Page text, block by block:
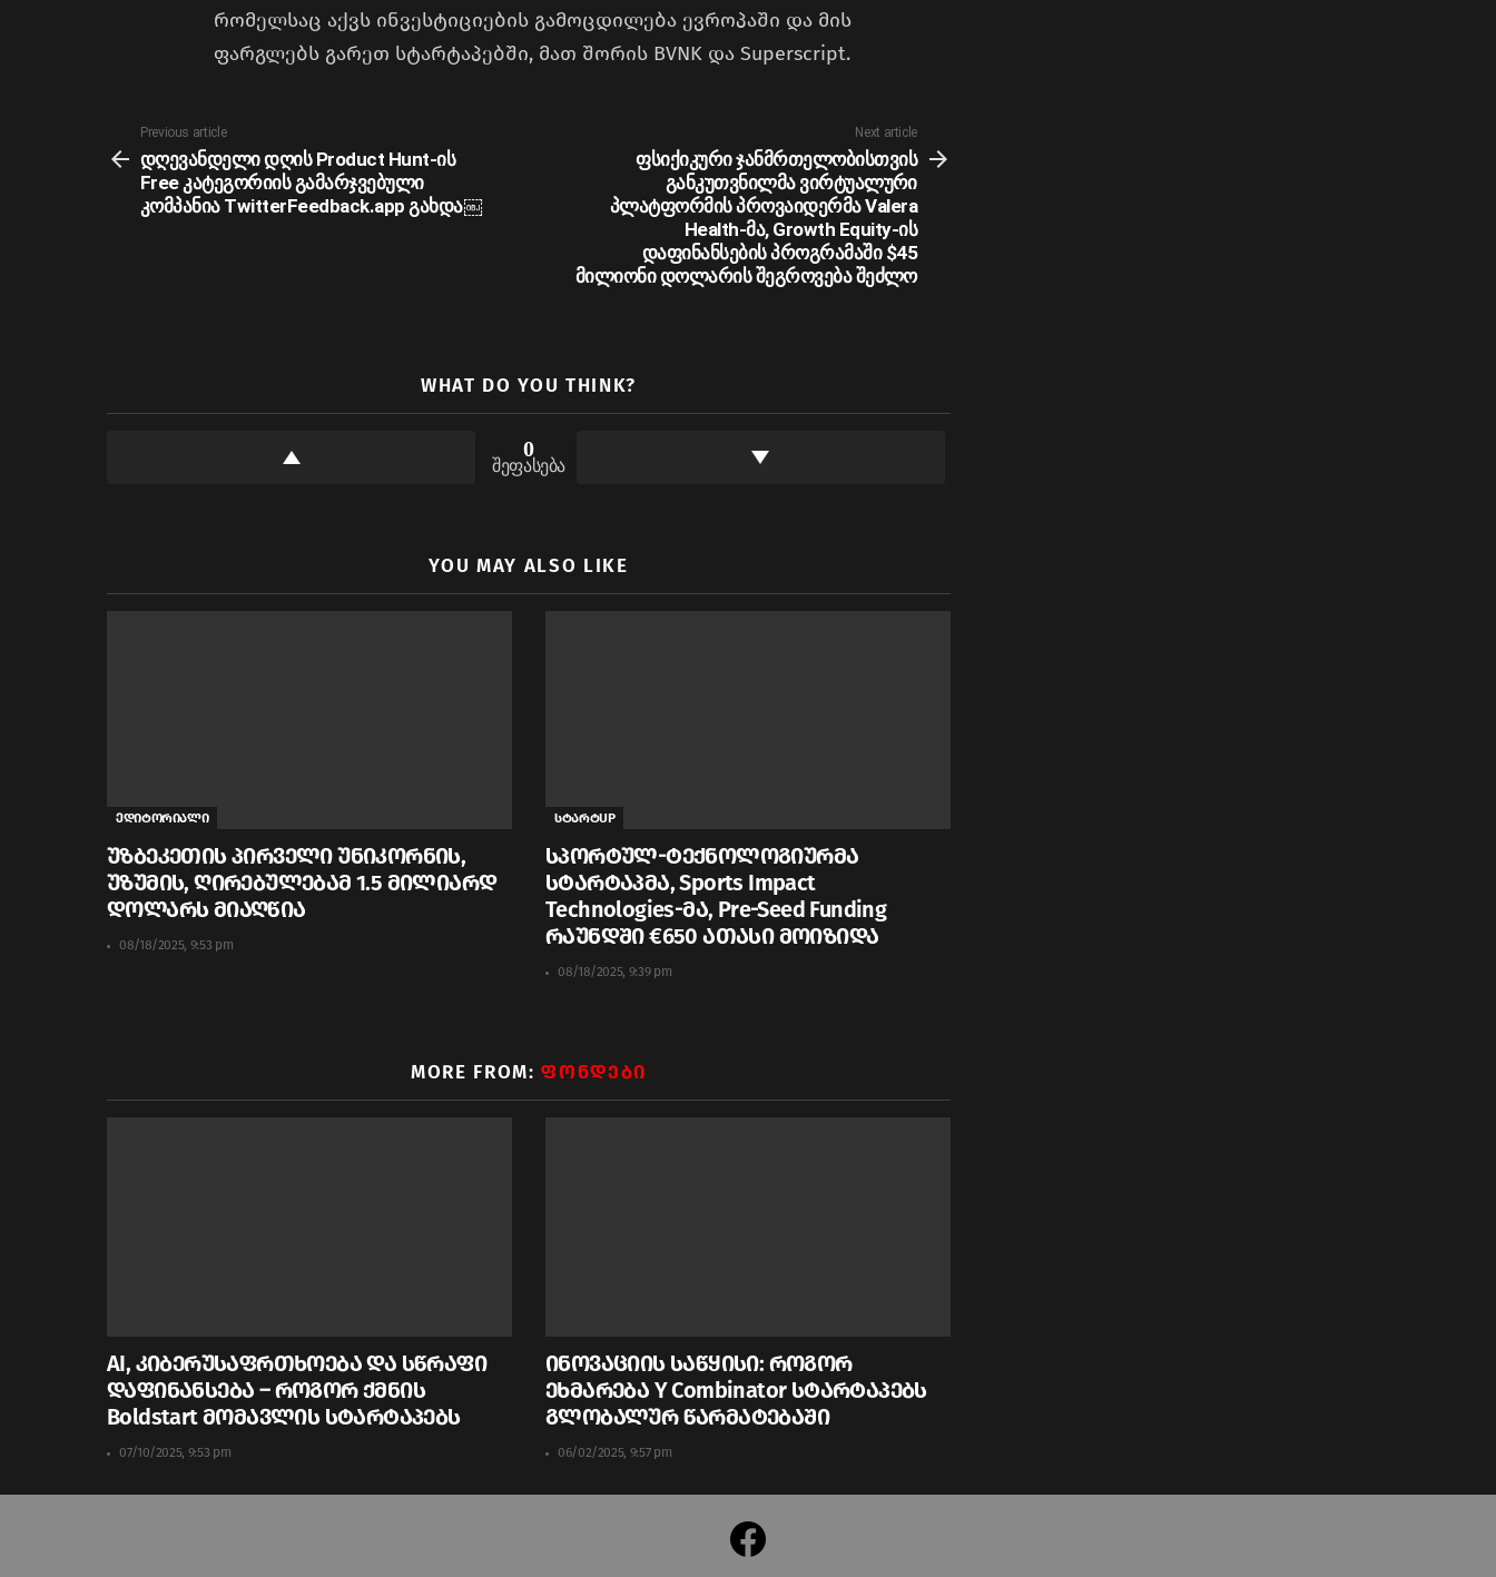
რომელსაც აქვს ინვესტიციების გამოცდილება ევროპაში და მის
ფარგლებს გარეთ სტარტაპებში, მათ შორის BVNK და Superscript.
more
Previous article
დღევანდელი დღის Product Hunt-ის
Free კატეგორიის გამარჯვებული
კომპანია TwitterFeedback.app გახდა￼
Next article
ფსიქიკური ჯანმრთელობისთვის
განკუთვნილმა ვირტუალური
პლატფორმის პროვაიდერმა Valera
Health-მა, Growth Equity-ის
დაფინანსების პროგრამაში $45
მილიონი დოლარის შეგროვება შეძლო
WHAT DO YOU THINK?
0
შეფასება
YOU MAY ALSO LIKE
ედიტორიალი
უზბეკეთის პირველი უნიკორნის,
უზუმის, ღირებულებამ 1.5 მილიარდ
დოლარს მიაღწია
08/18/2025, 9:53 pm
სტარტUP
სპორტულ-ტექნოლოგიურმა
სტარტაპმა, Sports Impact
Technologies-მა, Pre-Seed Funding
რაუნდში €650 ათასი მოიზიდა
08/18/2025, 9:39 pm
MORE FROM:ᲤᲝᲜᲓᲔᲑᲘ
AI, კიბერუსაფრთხოება და სწრაფი
დაფინანსება – როგორ ქმნის
Boldstart მომავლის სტარტაპებს
07/10/2025, 9:53 pm
ინოვაციის საწყისი: როგორ
ეხმარება Y Combinator სტარტაპებს
გლობალურ წარმატებაში
06/02/2025, 9:57 pm
facebook